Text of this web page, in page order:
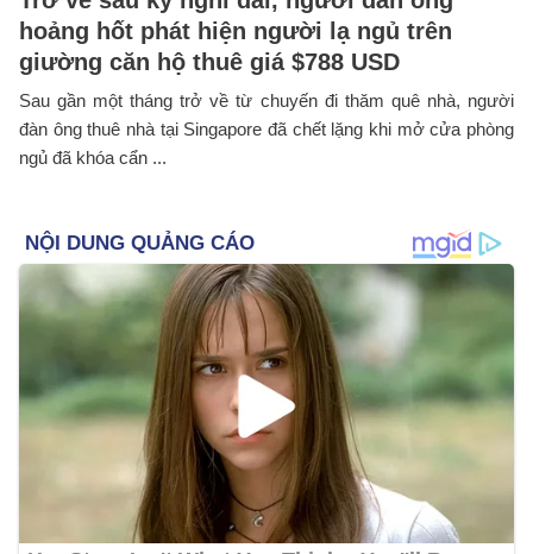
hoảng hốt phát hiện người lạ ngủ trên
giường căn hộ thuê giá $788 USD
Sau gần một tháng trở về từ chuyến đi thăm quê nhà, người
đàn ông thuê nhà tại Singapore đã chết lặng khi mở cửa phòng
ngủ đã khóa cẩn ...